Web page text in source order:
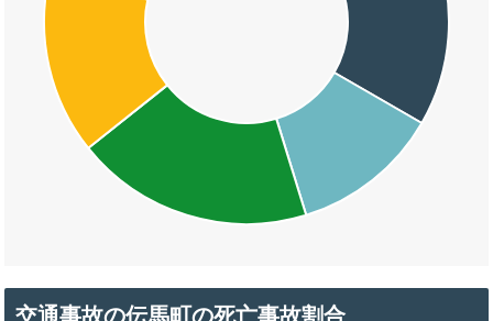
交通事故の伝馬町の死亡事故割合